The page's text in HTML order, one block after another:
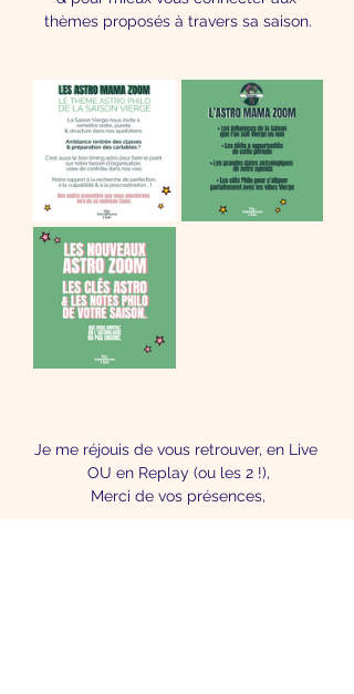
thèmes proposés à travers sa saison.
Je me réjouis de vous retrouver, en Live
OU en Replay (ou les 2 !),
Merci de vos présences,